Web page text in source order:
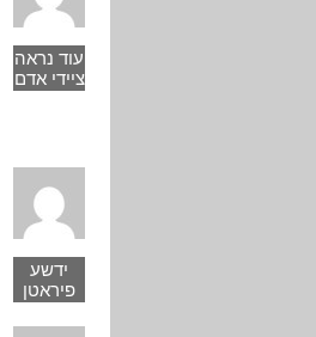
עוד נראה
ציידי אדם
ידשע
פיראטן